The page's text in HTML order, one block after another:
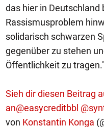
das hier in Deutschland
Rassismusproblem
solidarisch schwarzen
gegenüber zu stehen
Öffentlichkeit zu tragen."
Sieh dir diesen Beitrag
an@easycreditbbl
von Konstantin Konga